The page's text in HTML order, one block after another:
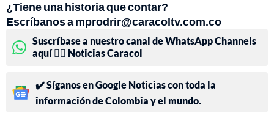
¿Tiene una historia que contar?
Escríbanos a mprodrir@caracoltv.com.co
Suscríbase a nuestro canal de WhatsApp Channels
aquí 👉🏻 Noticias Caracol
✔️ Síganos en Google Noticias con toda la
información de Colombia y el mundo.